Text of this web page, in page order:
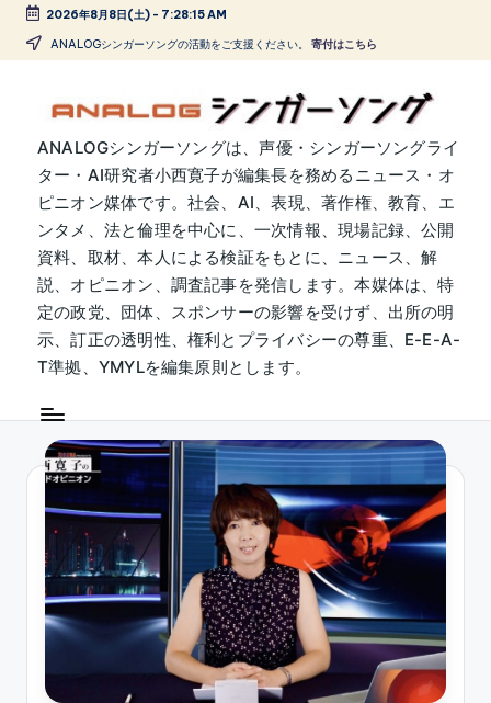
Skip
2026年8月8日(土)- 7:28:16 AM
ANALOGシンガーソングの活動をご支援ください。 寄付はこちら
A
N
A
L
O
G
シ
ン
ガ
ー
ソ
ン
グ
ANALOGシンガーソングは、声優・シンガーソングライ
ター・AI研究者小西寛子が編集長を務めるニュース・オ
ピニオン媒体です。社会、AI、表現、著作権、教育、エ
ンタメ、法と倫理を中心に、一次情報、現場記録、公開
資料、取材、本人による検証をもとに、ニュース、解
説、オピニオン、調査記事を発信します。本媒体は、特
定の政党、団体、スポンサーの影響を受けず、出所の明
示、訂正の透明性、権利とプライバシーの尊重、E-E-A-
T準拠、YMYLを編集原則とします。